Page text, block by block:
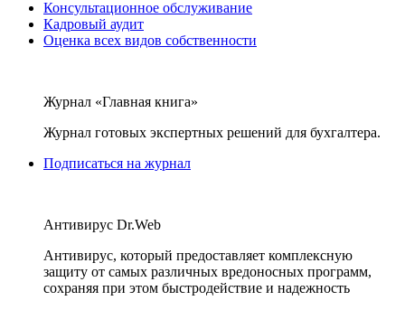
Консультационное обслуживание
Кадровый аудит
Оценка всех видов собственности
Журнал «Главная книга»
Журнал готовых экспертных решений для бухгалтера.
Подписаться на журнал
Антивирус Dr.Web
Антивирус, который предоставляет комплексную
защиту от самых различных вредоносных программ,
сохраняя при этом быстродействие и надежность